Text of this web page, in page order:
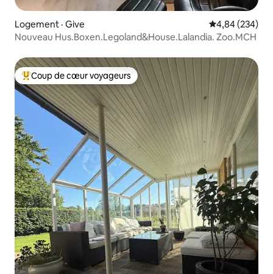
Logement · Give Note
4,84 (234)
Nouveau Hus.Boxen.Legoland&House.Lalandia. Zoo.MCH
Coup de cœur voyageurs parmi les plus aimés
Coup de cœur voyageurs